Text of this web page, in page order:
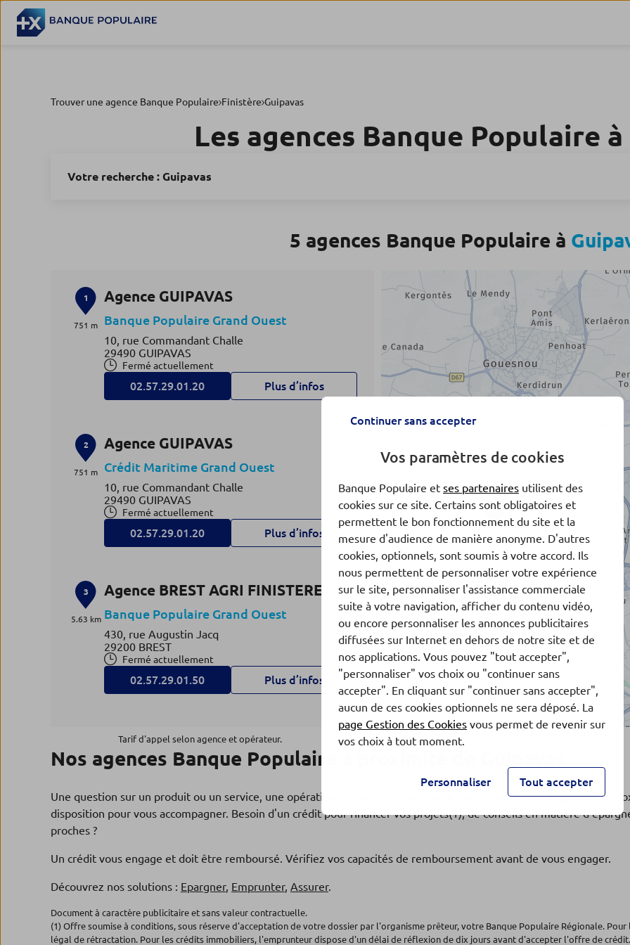
Trouver une agence Banque Populaire Finistère Guipavas
Les agences Banque Populaire à
Votre recherche : Guipavas
5 agences Banque Populaire à
1
751 m
Agence GUIPAVAS
Banque Populaire Grand Ouest
10, rue Commandant Challe
29490 GUIPAVAS
Fermé actuellement
02.57.29.01.20 Plus d’infos
2
751 m
Agence GUIPAVAS
Crédit Maritime Grand Ouest
10, rue Commandant Challe
29490 GUIPAVAS
Fermé actuellement
02.57.29.01.20 Plus d’infos
3
5.63 km
Agence BREST AGRI FINISTERE
Banque Populaire Grand Ouest
430, rue Augustin Jacq
29200 BREST
Fermé actuellement
02.57.29.01.50 Plus d’infos
5.63 km
Espace entreprises AGENCE
ENTREPRISES BREST
430, rue Augustin Jacq
29200 BREST
5.63 km
PONANT BANQUE PRIVEE
x3
Tarif d'appel selon agence et opérateur.
Nos agences Banque Populaire à proximité de Guipavas
Une question sur un produit ou un service, une opération en cours ? Rendez-vous dans l'une de nos5 agencesà
disposition pour vous accompagner. Besoin d'un crédit pour financer vos projets(1), de conseils en matière
proches ?
Un crédit vous engage et doit être remboursé. Vérifiez vos capacités de remboursement avant de vous engager.
Découvrez nos solutions : Epargner, Emprunter, Assurer.
Document à caractère publicitaire et sans valeur contractuelle.
(1) Offre soumise à conditions, sous réserve d'acceptation de votre dossier par l'organisme prêteur, votre Banque Populaire Régionale.
légal de rétractation. Pour les crédits immobiliers, l'emprunteur dispose d'un délai de réflexion de dix jours avant d'accepter l'offre de
Continuer sans accepter
Vos paramètres de cookies
Banque Populaire et ses partenaires utilisent des
cookies sur ce site. Certains sont obligatoires et
permettent le bon fonctionnement du site et la
mesure d'audience de manière anonyme. D'autres
cookies, optionnels, sont soumis à votre accord. Ils
nous permettent de personnaliser votre expérience
sur le site, personnaliser l'assistance commerciale
suite à votre navigation, afficher du contenu vidéo,
ou encore personnaliser les annonces publicitaires
diffusées sur Internet en dehors de notre site et de
nos applications. Vous pouvez "tout accepter",
"personnaliser" vos choix ou "continuer sans
accepter". En cliquant sur "continuer sans accepter",
aucun de ces cookies optionnels ne sera déposé. La
page Gestion des Cookies vous permet de revenir sur
vos choix à tout moment.
Personnaliser Tout accepter